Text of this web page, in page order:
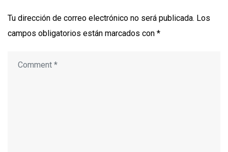
Tu dirección de correo electrónico no será publicada. Los
campos obligatorios están marcados con *